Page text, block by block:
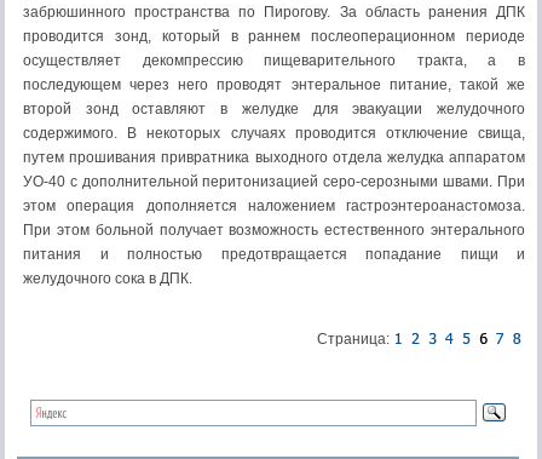
забрюшинного пространства по Пирогову. За область ранения ДПК
проводится зонд, который в раннем послеоперационном периоде
осуществляет декомпрессию пищеварительного тракта, а в
последующем через него проводят энтеральное питание, такой же
второй зонд оставляют в желудке для эвакуации желудочного
содержимого. В некоторых случаях проводится отключение свища,
путем прошивания привратника выходного отдела желудка аппаратом
УО-40 с дополнительной перитонизацией серо-серозными швами. При
этом операция дополняется наложением гастроэнтероанастомоза.
При этом больной получает возможность естественного энтерального
питания и полностью предотвращается попадание пищи и
желудочного сока в ДПК.
Страница: